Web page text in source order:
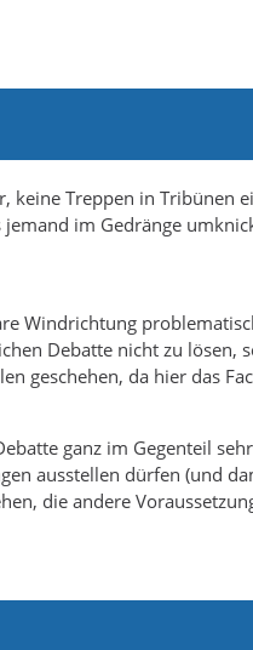
keine Treppen in Tribünen
im Gedränge
Windrichtung
Debatte nicht zu lösen,
geschehen, da hier das
ganz im Gegenteil
ausstellen dürfen (und
die andere